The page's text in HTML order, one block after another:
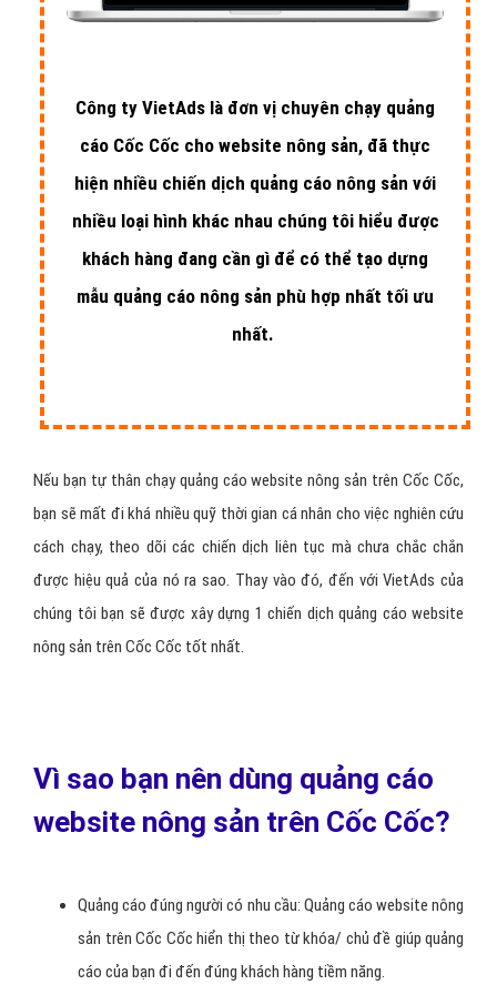
Công ty VietAds là đơn vị chuyên chạy quảng
cáo Cốc Cốc cho website nông sản, đã thực
hiện nhiều chiến dịch quảng cáo nông sản với
nhiều loại hình khác nhau chúng tôi hiểu được
khách hàng đang cần gì để có thể tạo dựng
mẫu quảng cáo nông sản phù hợp nhất tối ưu
nhất.
Nếu bạn tự thân chạy quảng cáo website nông sản trên Cốc Cốc,
bạn sẽ mất đi khá nhiều quỹ thời gian cá nhân cho việc nghiên cứu
cách chạy, theo dõi các chiến dịch liên tục mà chưa chắc chắn
được hiệu quả của nó ra sao. Thay vào đó, đến với VietAds của
chúng tôi bạn sẽ được xây dựng 1 chiến dịch quảng cáo website
nông sản trên Cốc Cốc tốt nhất.
Vì sao bạn nên dùng quảng cáo
website nông sản trên Cốc Cốc?
Quảng cáo đúng người có nhu cầu: Quảng cáo website nông
sản trên Cốc Cốc hiển thị theo từ khóa/ chủ đề giúp quảng
cáo của bạn đi đến đúng khách hàng tiềm năng.